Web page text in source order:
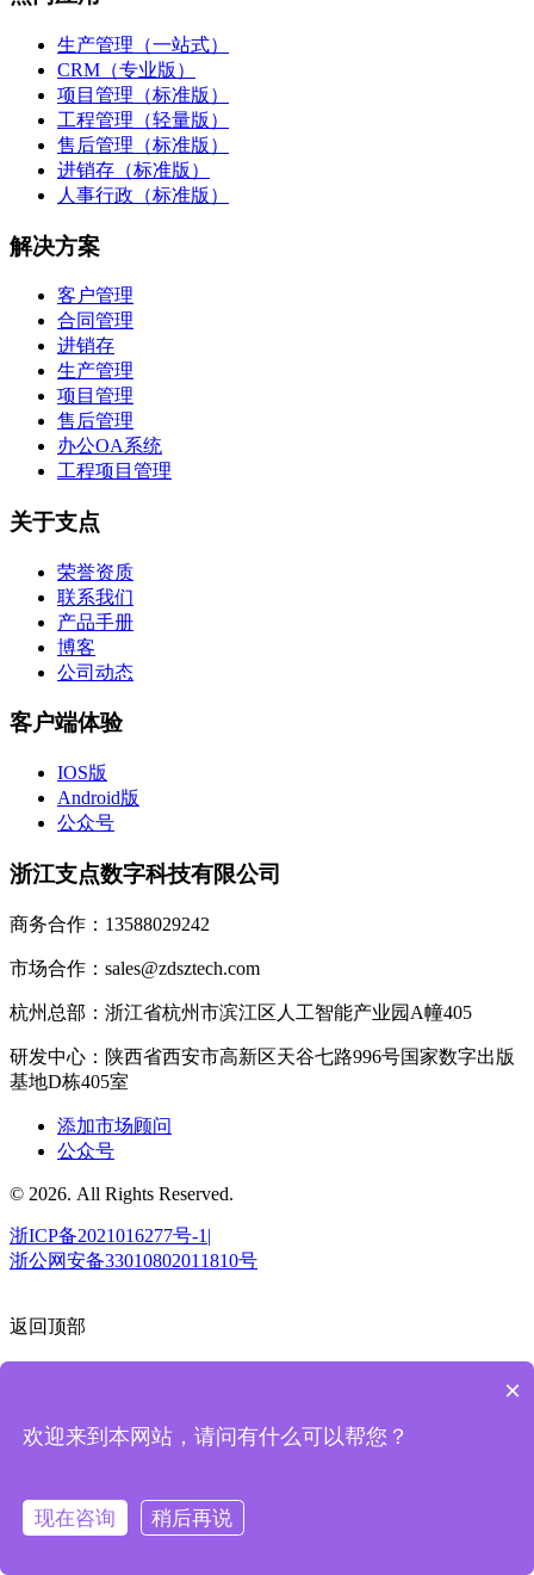
生产管理（一站式）
CRM（专业版）
项目管理（标准版）
工程管理（轻量版）
售后管理（标准版）
进销存（标准版）
人事行政（标准版）
解决方案
客户管理
合同管理
进销存
生产管理
项目管理
售后管理
办公OA系统
工程项目管理
关于支点
荣誉资质
联系我们
产品手册
博客
公司动态
客户端体验
IOS版
Android版
公众号
浙江支点数字科技有限公司
商务合作：13588029242
市场合作：sales@zdsztech.com
杭州总部：浙江省杭州市滨江区人工智能产业园A幢405
研发中心：陕西省西安市高新区天谷七路996号国家数字出版
基地D栋405室
添加市场顾问
公众号
© 2026. All Rights Reserved.
浙ICP备2021016277号-1|
浙公网安备33010802011810号
返回顶部
预约演示
×
欢迎来到本网站，请问有什么可以帮您？
现在咨询 稍后再说